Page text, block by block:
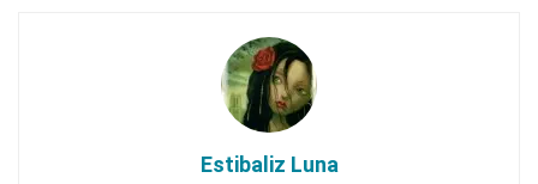
Estibaliz Luna